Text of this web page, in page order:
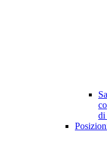
di